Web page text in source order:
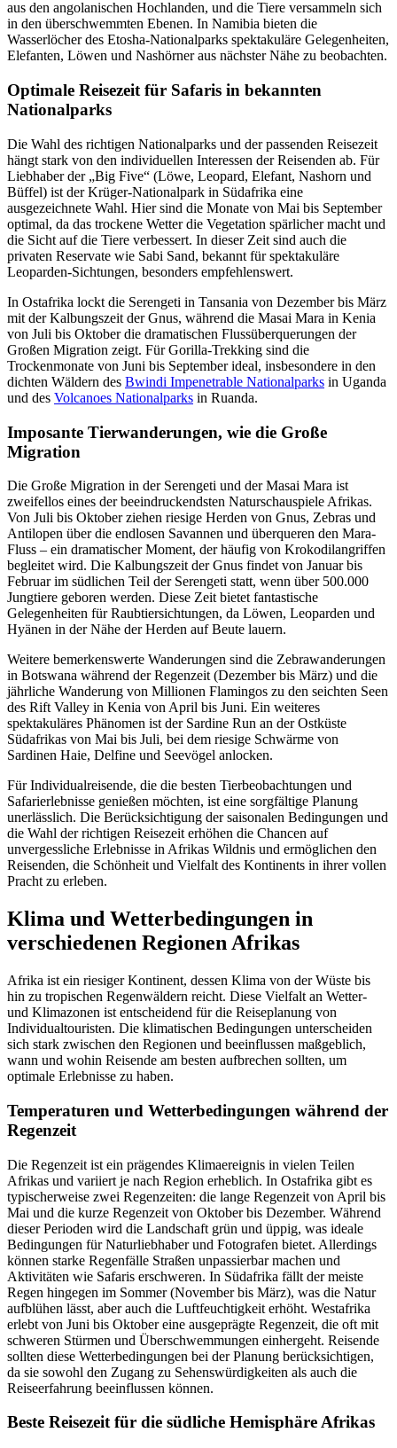
aus den angolanischen Hochlanden, und die Tiere versammeln sich
in den überschwemmten Ebenen. In Namibia bieten die
Wasserlöcher des Etosha-Nationalparks spektakuläre Gelegenheiten,
Elefanten, Löwen und Nashörner aus nächster Nähe zu beobachten.
Optimale Reisezeit für Safaris in bekannten
Nationalparks
Die Wahl des richtigen Nationalparks und der passenden Reisezeit
hängt stark von den individuellen Interessen der Reisenden ab. Für
Liebhaber der „Big Five“ (Löwe, Leopard, Elefant, Nashorn und
Büffel) ist der Krüger-Nationalpark in Südafrika eine
ausgezeichnete Wahl. Hier sind die Monate von Mai bis September
optimal, da das trockene Wetter die Vegetation spärlicher macht und
die Sicht auf die Tiere verbessert. In dieser Zeit sind auch die
privaten Reservate wie Sabi Sand, bekannt für spektakuläre
Leoparden-Sichtungen, besonders empfehlenswert.
In Ostafrika lockt die Serengeti in Tansania von Dezember bis März
mit der Kalbungszeit der Gnus, während die Masai Mara in Kenia
von Juli bis Oktober die dramatischen Flussüberquerungen der
Großen Migration zeigt. Für Gorilla-Trekking sind die
Trockenmonate von Juni bis September ideal, insbesondere in den
dichten Wäldern des Bwindi Impenetrable Nationalparks in Uganda
und des Volcanoes Nationalparks in Ruanda.
Imposante Tierwanderungen, wie die Große
Migration
Die Große Migration in der Serengeti und der Masai Mara ist
zweifellos eines der beeindruckendsten Naturschauspiele Afrikas.
Von Juli bis Oktober ziehen riesige Herden von Gnus, Zebras und
Antilopen über die endlosen Savannen und überqueren den Mara-
Fluss – ein dramatischer Moment, der häufig von Krokodilangriffen
begleitet wird. Die Kalbungszeit der Gnus findet von Januar bis
Februar im südlichen Teil der Serengeti statt, wenn über 500.000
Jungtiere geboren werden. Diese Zeit bietet fantastische
Gelegenheiten für Raubtiersichtungen, da Löwen, Leoparden und
Hyänen in der Nähe der Herden auf Beute lauern.
Weitere bemerkenswerte Wanderungen sind die Zebrawanderungen
in Botswana während der Regenzeit (Dezember bis März) und die
jährliche Wanderung von Millionen Flamingos zu den seichten Seen
des Rift Valley in Kenia von April bis Juni. Ein weiteres
spektakuläres Phänomen ist der Sardine Run an der Ostküste
Südafrikas von Mai bis Juli, bei dem riesige Schwärme von
Sardinen Haie, Delfine und Seevögel anlocken.
Für Individualreisende, die die besten Tierbeobachtungen und
Safarierlebnisse genießen möchten, ist eine sorgfältige Planung
unerlässlich. Die Berücksichtigung der saisonalen Bedingungen und
die Wahl der richtigen Reisezeit erhöhen die Chancen auf
unvergessliche Erlebnisse in Afrikas Wildnis und ermöglichen den
Reisenden, die Schönheit und Vielfalt des Kontinents in ihrer vollen
Pracht zu erleben.
Klima und Wetterbedingungen in
verschiedenen Regionen Afrikas
Afrika ist ein riesiger Kontinent, dessen Klima von der Wüste bis
hin zu tropischen Regenwäldern reicht. Diese Vielfalt an Wetter-
und Klimazonen ist entscheidend für die Reiseplanung von
Individualtouristen. Die klimatischen Bedingungen unterscheiden
sich stark zwischen den Regionen und beeinflussen maßgeblich,
wann und wohin Reisende am besten aufbrechen sollten, um
optimale Erlebnisse zu haben.
Temperaturen und Wetterbedingungen während der
Regenzeit
Die Regenzeit ist ein prägendes Klimaereignis in vielen Teilen
Afrikas und variiert je nach Region erheblich. In Ostafrika gibt es
typischerweise zwei Regenzeiten: die lange Regenzeit von April bis
Mai und die kurze Regenzeit von Oktober bis Dezember. Während
dieser Perioden wird die Landschaft grün und üppig, was ideale
Bedingungen für Naturliebhaber und Fotografen bietet. Allerdings
können starke Regenfälle Straßen unpassierbar machen und
Aktivitäten wie Safaris erschweren. In Südafrika fällt der meiste
Regen hingegen im Sommer (November bis März), was die Natur
aufblühen lässt, aber auch die Luftfeuchtigkeit erhöht. Westafrika
erlebt von Juni bis Oktober eine ausgeprägte Regenzeit, die oft mit
schweren Stürmen und Überschwemmungen einhergeht. Reisende
sollten diese Wetterbedingungen bei der Planung berücksichtigen,
da sie sowohl den Zugang zu Sehenswürdigkeiten als auch die
Reiseerfahrung beeinflussen können.
Beste Reisezeit für die südliche Hemisphäre Afrikas